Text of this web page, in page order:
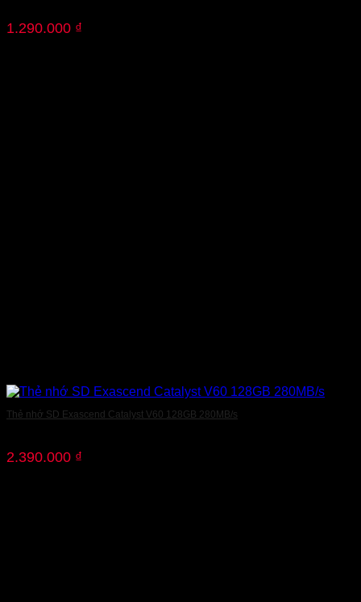
1.290.000 ₫
Thẻ nhớ SD Exascend Catalyst V60 128GB 280MB/s
2.390.000 ₫